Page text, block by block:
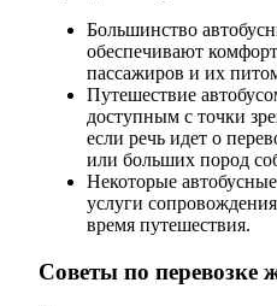
Большинство
обеспечивают
пассажиров и их
Путешествие
доступным с точки
если речь идет о
или больших пород
Некоторые
услуги
время путешествия.
Советы по перевозке